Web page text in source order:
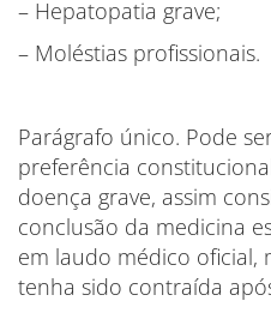
– Hepatopatia grave;
– Moléstias profissionais.
Parágrafo único. Pode
preferência
doença grave, assim
conclusão da medicina
em laudo médico oficial,
tenha sido contraída